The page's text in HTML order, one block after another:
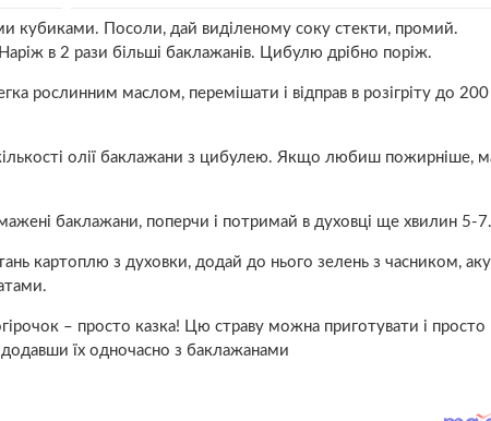
кубиками. Посоли, дай виділеному соку стекти, промий.
в 2 рази більші баклажанів. Цибулю дрібно поріж.
рослинним маслом, перемішати і відправ в розігріту до 200
олії баклажани з цибулею. Якщо любиш пожирніше,
баклажани, поперчи і потримай в духовці ще хвилин 5-7.
картоплю з духовки, додай до нього зелень з часником,
– просто казка! Цю страву можна приготувати і просто
їх одночасно з баклажанами